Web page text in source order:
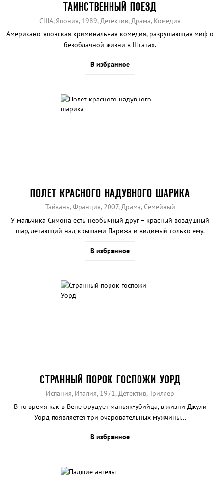
ТАИНСТВЕННЫЙ ПОЕЗД
США, Япония, 1989, Детектив, Драма, Комедия
Американо-японская криминальная комедия, разрушающая миф о
безоблачной жизни в Штатах.
В избранное
ПОЛЕТ КРАСНОГО НАДУВНОГО ШАРИКА
Тайвань, Франция, 2007, Драма, Семейный
У мальчика Симона есть необычный друг – красный воздушный
шар, летающий над крышами Парижа и видимый только ему.
В избранное
СТРАННЫЙ ПОРОК ГОСПОЖИ УОРД
Испания, Италия, 1971, Детектив, Триллер
В то время как в Вене орудует маньяк-убийца, в жизни Джули
Уорд появляется три очаровательных мужчины...
В избранное